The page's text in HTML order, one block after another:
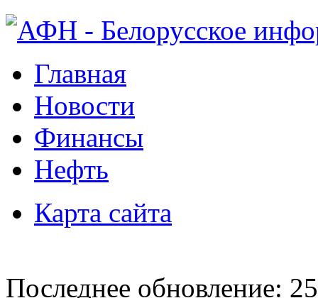
Главная
Новости
Финансы
Нефть
Карта сайта
Последнее обновление: